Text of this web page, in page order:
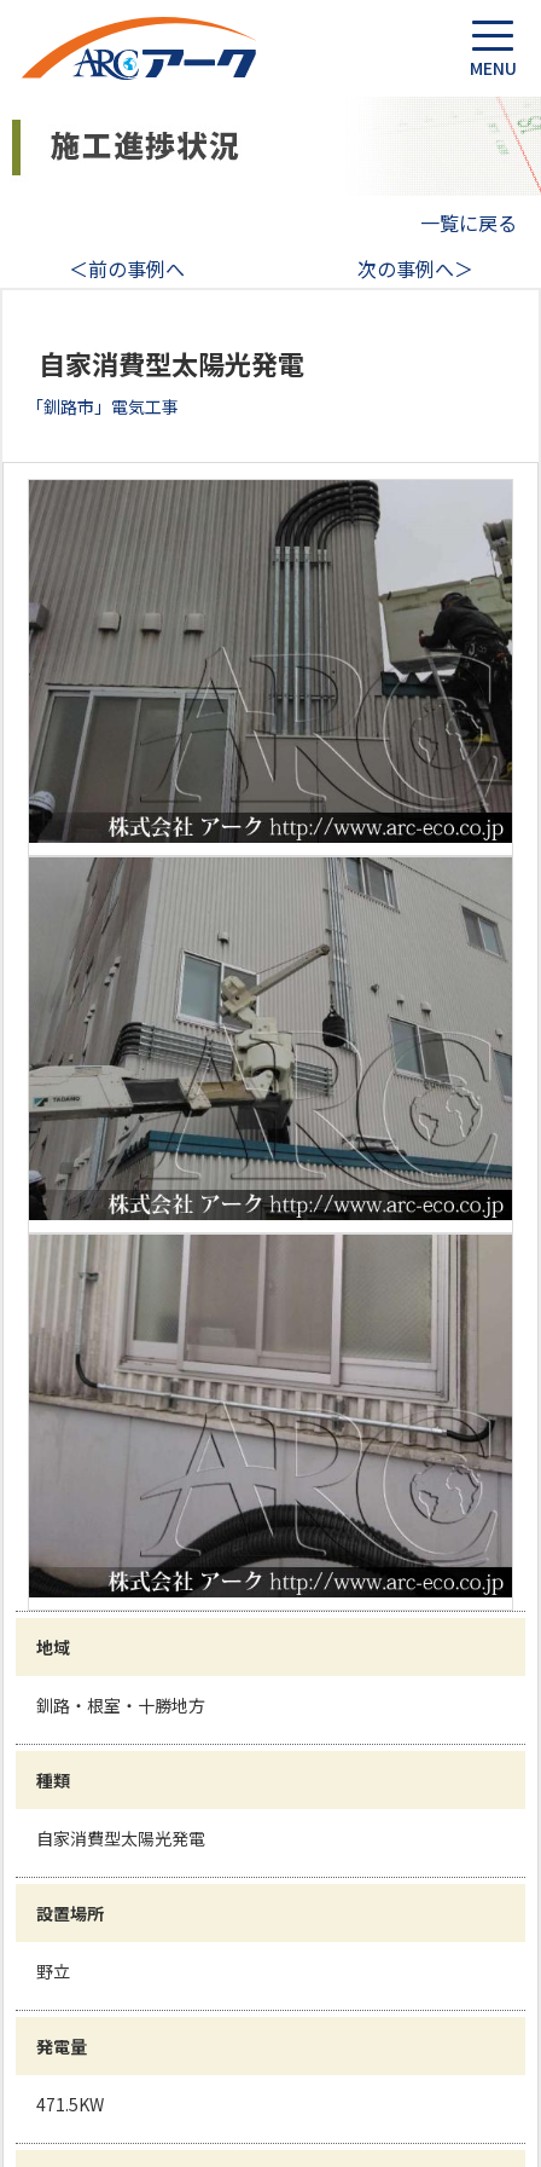
一覧に戻る
＜前の事例へ
次の事例へ＞
自家消費型太陽光発電
「釧路市」電気工事
地域
釧路・根室・十勝地方
種類
自家消費型太陽光発電
設置場所
野立
発電量
471.5KW